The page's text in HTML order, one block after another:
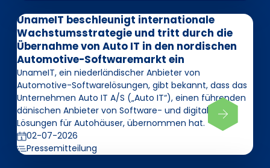
UnameIT beschleunigt internationale
Wachstumsstrategie und tritt durch die
Übernahme von Auto IT in den nordischen
Automotive-Softwaremarkt ein
UnameIT, ein niederländischer Anbieter von
Automotive-Softwarelösungen, gibt bekannt, dass das
Unternehmen Auto IT A/S („Auto IT“), einen führenden
dänischen Anbieter von Software- und digitalen
Lösungen für Autohäuser, übernommen hat.
02-07-2026
Pressemitteilung